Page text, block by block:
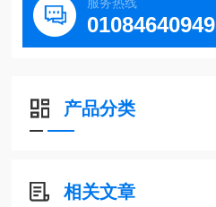
01084640949
产品分类
相关文章